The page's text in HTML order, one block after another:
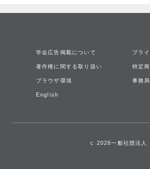
学会広告掲載について プラ
著作権に関する取り扱い 特定
ブラウザ環境 事務
English
c 2026一般社団法人